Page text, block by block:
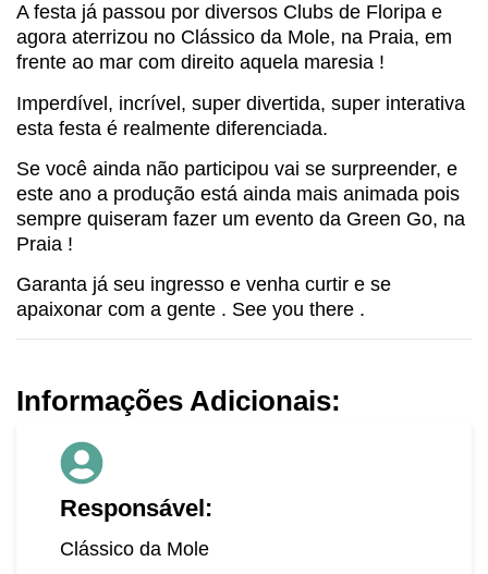
A festa já passou por diversos Clubs de Floripa e
agora aterrizou no Clássico da Mole, na Praia, em
frente ao mar com direito aquela maresia !
Imperdível, incrível, super divertida, super interativa
esta festa é realmente diferenciada.
Se você ainda não participou vai se surpreender, e
este ano a produção está ainda mais animada pois
sempre quiseram fazer um evento da Green Go, na
Praia !
Garanta já seu ingresso e venha curtir e se
apaixonar com a gente . See you there .
Informações Adicionais:
Responsável:
Clássico da Mole